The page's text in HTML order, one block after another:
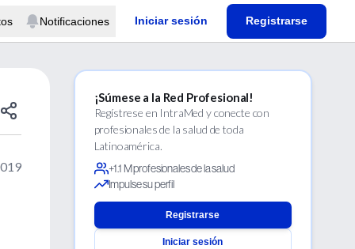
Notificaciones Iniciar sesión Registrarse
¡Súmese a la Red Profesional!
Regístrese en IntraMed y conecte con
profesionales de la salud de toda
Latinoamérica.
+1.1 M profesionales de la salud
Impulse su perfil
Registrarse
Iniciar sesión